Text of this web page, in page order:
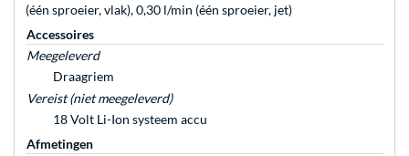
(één sproeier, vlak), 0,30 l/min (één sproeier, jet)
Accessoires
Meegeleverd
Draagriem
Vereist (niet meegeleverd)
18 Volt Li-Ion systeem accu
Afmetingen